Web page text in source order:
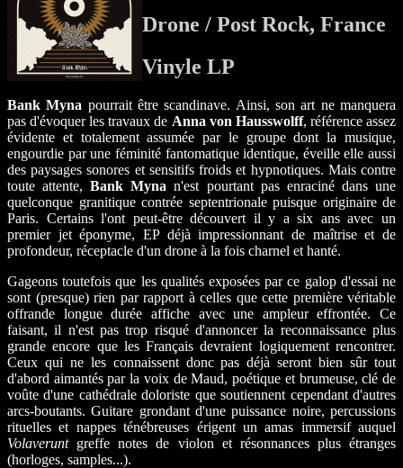
Drone / Post Rock, France
Vinyle LP
Bank Myna pourrait être scandinave. Ainsi, son art ne manquera
pas d'évoquer les travaux de Anna von Hausswolff, référence assez
évidente et totalement assumée par le groupe dont la musique,
engourdie par une féminité fantomatique identique, éveille elle aussi
des paysages sonores et sensitifs froids et hypnotiques. Mais contre
toute attente,Bank Myna n'est pourtant pas enraciné dans une
quelconque granitique contrée septentrionale puisque originaire de
Paris. Certains l'ont peut-être découvert il y a six ans avec un
premier jet éponyme, EP déjà impressionnant de maîtrise et de
profondeur, réceptacle d'un drone à la fois charnel et hanté.
Gageons toutefois que les qualités exposées par ce galop d'essai ne
sont (presque) rien par rapport à celles que cette première véritable
offrande longue durée affiche avec une ampleur effrontée. Ce
faisant, il n'est pas trop risqué d'annoncer la reconnaissance plus
grande encore que les Français devraient logiquement rencontrer.
Ceux qui ne les connaissent donc pas déjà seront bien sûr tout
d'abord aimantés par la voix de Maud, poétique et brumeuse, clé de
voûte d'une cathédrale doloriste que soutiennent cependant d'autres
arcs-boutants. Guitare grondant d'une puissance noire, percussions
rituelles et nappes ténébreuses érigent un amas immersif auquel
Volaverunt greffe notes de violon et résonnances plus étranges
(horloges, samples...).